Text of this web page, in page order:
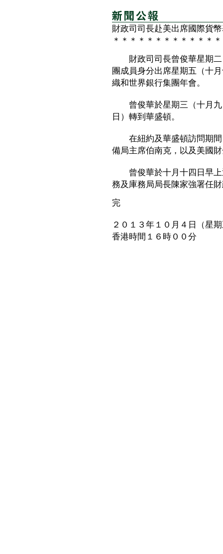
財政司司長赴美出席國際貨
＊＊＊＊＊＊＊＊＊＊＊＊
財政司司長曾俊華星期二
團成員身分出席星期五（十
織和世界銀行集團年會。
曾俊華於星期三（十月九
日）轉到華盛頓。
在紐約及華盛頓訪問期間
備局主席伯南克，以及美國
曾俊華於十月十四日早上
務及庫務局局長陳家強署任
完
２０１３年１０月４日（星
香港時間１６時００分